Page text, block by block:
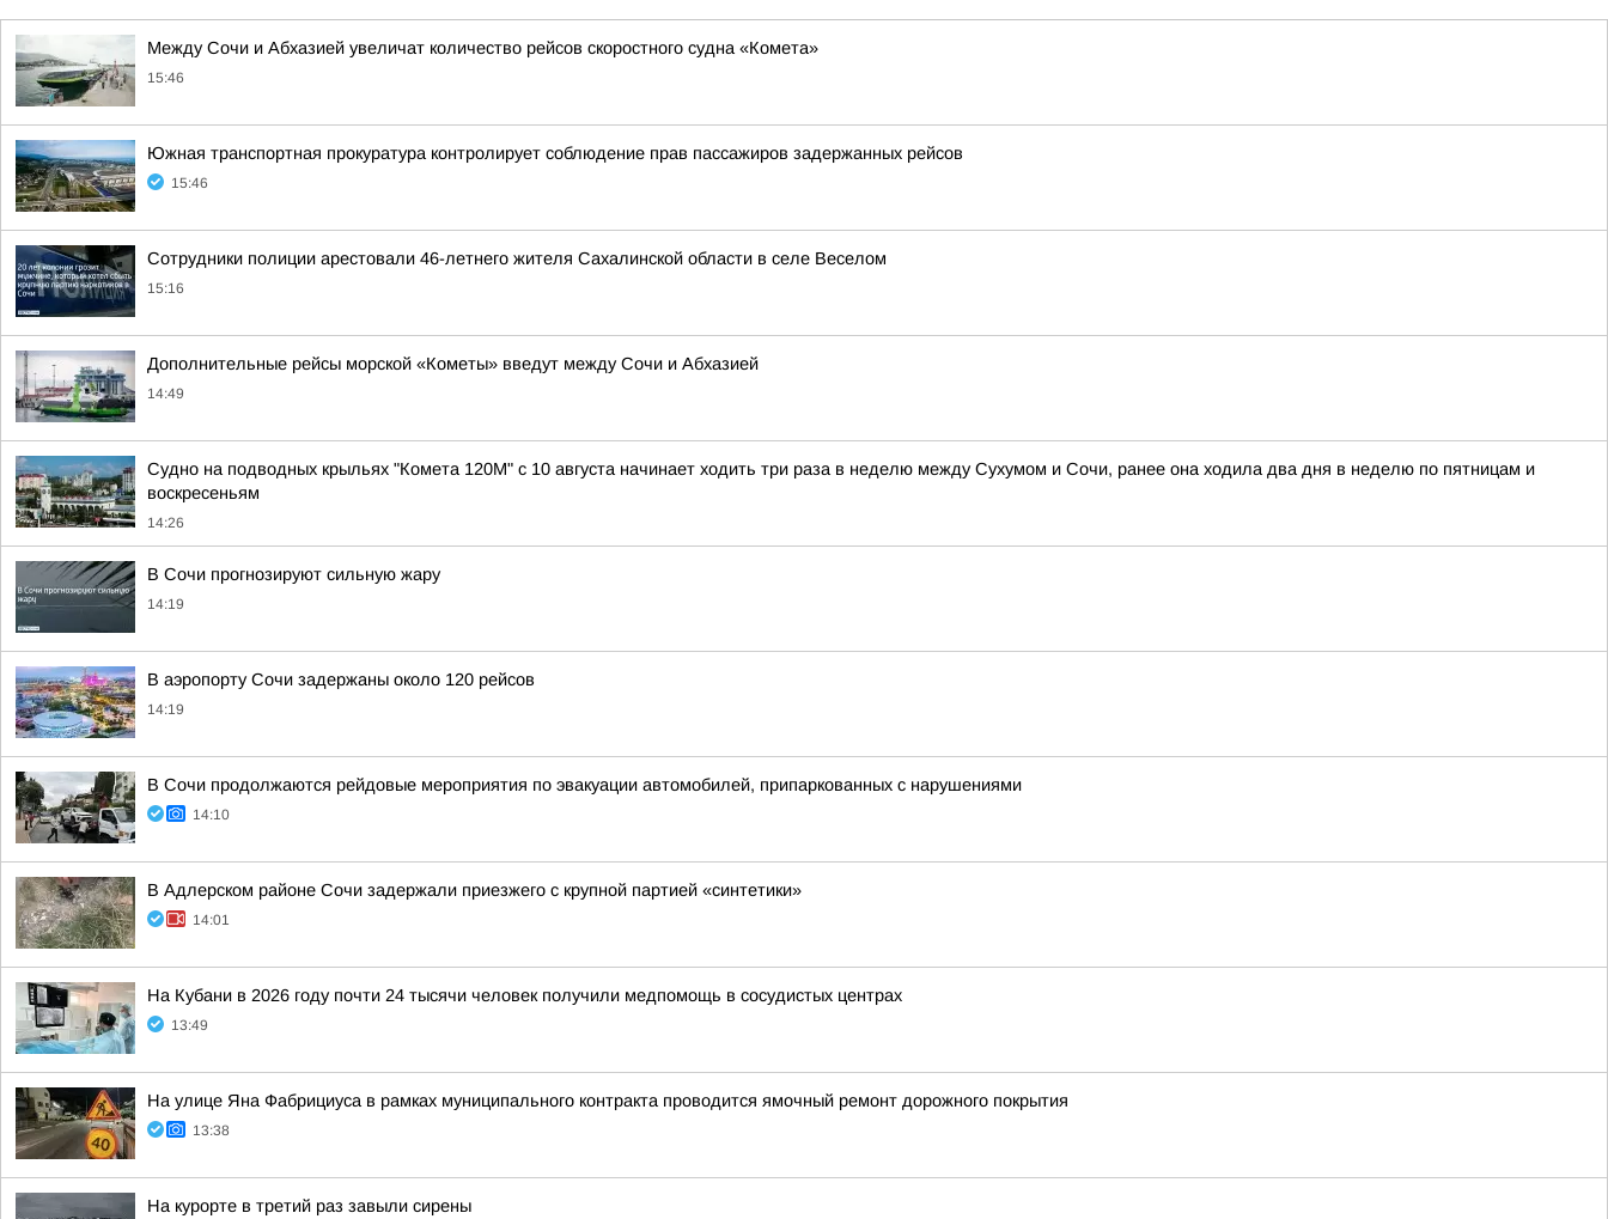
Между Сочи и Абхазией увеличат количество рейсов скоростного судна «Комета»
15:46
Южная транспортная прокуратура контролирует соблюдение прав пассажиров задержанных рейсов
15:46
Сотрудники полиции арестовали 46-летнего жителя Сахалинской области в селе Веселом
15:16
Дополнительные рейсы морской «Кометы» введут между Сочи и Абхазией
14:49
Судно на подводных крыльях "Комета 120М" с 10 августа начинает ходить три раза в неделю между Сухумом и Сочи, ранее она ходила два дня в неделю по пятницам и
воскресеньям
14:26
В Сочи прогнозируют сильную жару
14:19
В аэропорту Сочи задержаны около 120 рейсов
14:19
В Сочи продолжаются рейдовые мероприятия по эвакуации автомобилей, припаркованных с нарушениями
14:10
В Адлерском районе Сочи задержали приезжего с крупной партией «синтетики»
14:01
На Кубани в 2026 году почти 24 тысячи человек получили медпомощь в сосудистых центрах
13:49
На улице Яна Фабрициуса в рамках муниципального контракта проводится ямочный ремонт дорожного покрытия
13:38
На курорте в третий раз завыли сирены